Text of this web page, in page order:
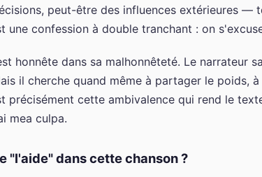
peut-être des influences extérieures —
une confession à double tranchant : on
honnête dans sa malhonnêteté. Le narrateur
il cherche quand même à partager le poids,
précisément cette ambivalence qui rend le
mea culpa.
"l'aide" dans cette chanson ?